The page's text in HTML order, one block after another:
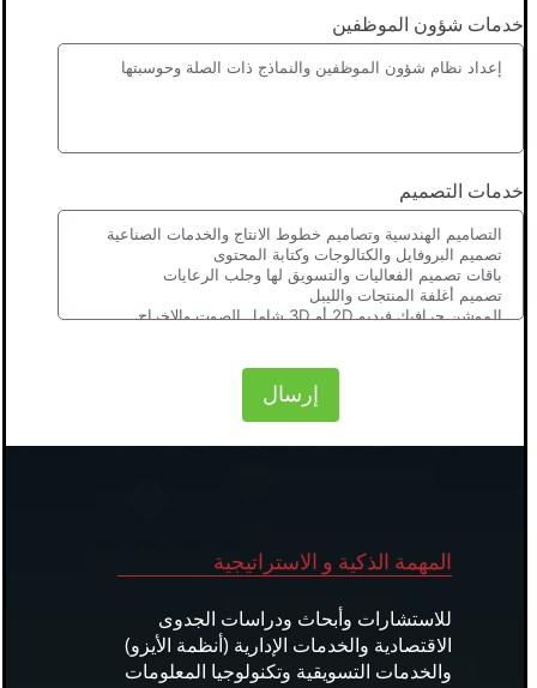
خدمات شؤون الموظفين
خدمات التصميم
إرسال
المهمة الذكية و الاستراتيجية
للاستشارات وأبحاث ودراسات الجدوى
الاقتصادية والخدمات الإدارية (أنظمة الأيزو)
والخدمات التسويقية وتكنولوجيا المعلومات